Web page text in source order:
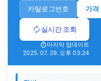
카탈로그번호 가격
실시간 조회
마지막 업데이트
2025. 07. 29. 오후 03:24